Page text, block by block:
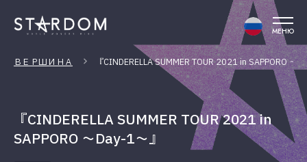
МЕНЮ
ВЕРШИНА 『CINDERELLA SUMMER TOUR 2021 in SAPPORO ～
『CINDERELLA SUMMER TOUR 2021 in
SAPPORO ～Day-1～』